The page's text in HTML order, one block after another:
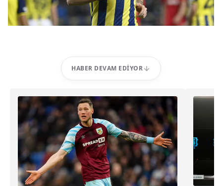
HABER DEVAM EDIYOR